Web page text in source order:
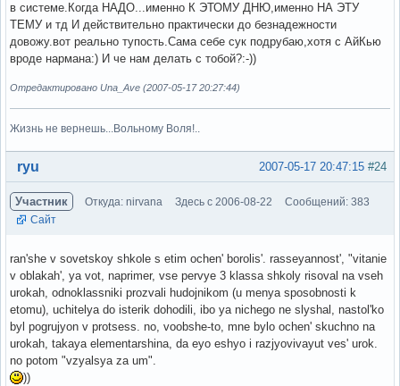
в системе.Когда НАДО...именно К ЭТОМУ ДНЮ,именно НА ЭТУ
ТЕМУ и тд И действительно практически до безнадежности
довожу.вот реально тупость.Сама себе сук подрубаю,хотя с АйКью
вроде нармана:) И че нам делать с тобой?:-))
Отредактировано Una_Ave (2007-05-17 20:27:44)
Жизнь не вернешь...Вольному Воля!..
Вне форума #24
2007-05-17 20:47:15
ryu
Участник Откуда: nirvana Здесь с 2006-08-22
Сообщений: 383
Сайт
ran'she v sovetskoy shkole s etim ochen' borolis'. rasseyannost', "vitanie
v oblakah', ya vot, naprimer, vse pervye 3 klassa shkoly risoval na vseh
urokah, odnoklassniki prozvali hudojnikom (u menya sposobnosti k
etomu), uchitelya do isterik dohodili, ibo ya nichego ne slyshal, nastol'ko
byl pogrujyon v protsess. no, voobshe-to, mne bylo ochen' skuchno na
urokah, takaya elementarshina, da eyo eshyo i razjyovivayut ves' urok.
no potom "vzyalsya za um".
))